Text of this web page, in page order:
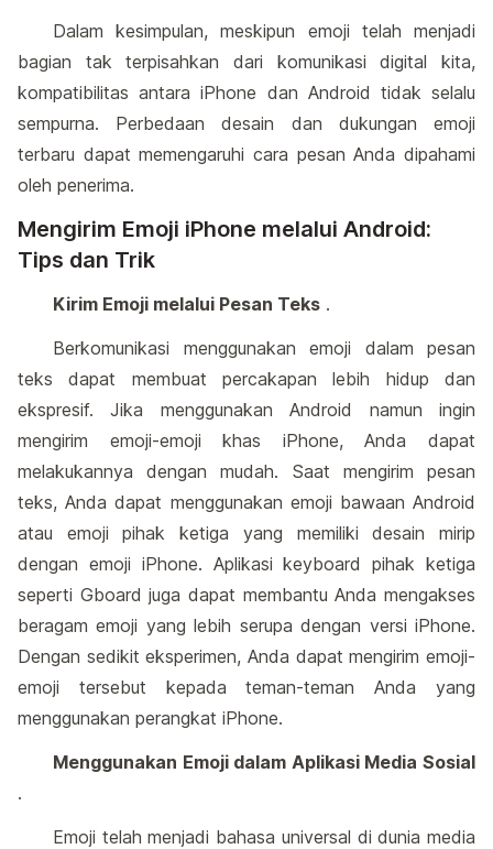
Dalam kesimpulan, meskipun emoji telah menjadi
bagian tak terpisahkan dari komunikasi digital kita,
kompatibilitas antara iPhone dan Android tidak selalu
sempurna. Perbedaan desain dan dukungan emoji
terbaru dapat memengaruhi cara pesan Anda dipahami
oleh penerima.
Mengirim Emoji iPhone melalui Android:
Tips dan Trik
Kirim Emoji melalui Pesan Teks .
Berkomunikasi menggunakan emoji dalam pesan
teks dapat membuat percakapan lebih hidup dan
ekspresif. Jika menggunakan Android namun ingin
mengirim emoji-emoji khas iPhone, Anda dapat
melakukannya dengan mudah. Saat mengirim pesan
teks, Anda dapat menggunakan emoji bawaan Android
atau emoji pihak ketiga yang memiliki desain mirip
dengan emoji iPhone. Aplikasi keyboard pihak ketiga
seperti Gboard juga dapat membantu Anda mengakses
beragam emoji yang lebih serupa dengan versi iPhone.
Dengan sedikit eksperimen, Anda dapat mengirim emoji-
emoji tersebut kepada teman-teman Anda yang
menggunakan perangkat iPhone.
Menggunakan Emoji dalam Aplikasi Media Sosial
.
Emoji telah menjadi bahasa universal di dunia media